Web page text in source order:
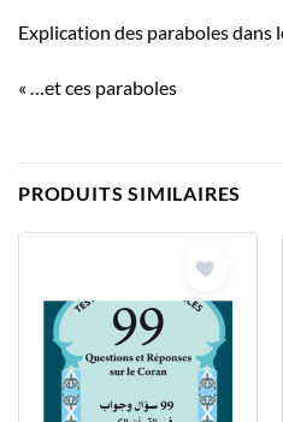
Explication des paraboles dans
« …et ces paraboles
PRODUITS SIMILAIRES